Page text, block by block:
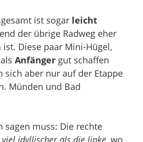
ist sogar leicht
der übrige Radweg eher
Diese paar Mini-Hügel,
Anfänger gut schaffen
sich aber nur auf der Etappe
Münden und Bad
sagen muss: Die rechte
viel idyllischer als die linke, wo